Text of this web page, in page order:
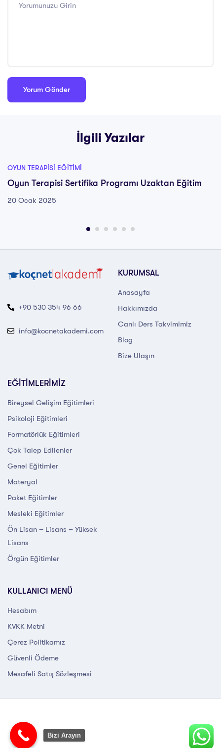
İlgili Yazılar
OYUN TERAPISI EĞITIMI
Oyun Terapisi Sertifika Programı Uzaktan Eğitim
20 Ocak 2025
+90 530 354 96 66
info@kocnetakademi.com
KURUMSAL
Anasayfa
Hakkımızda
Canlı Ders Takvimimiz
Blog
Bize Ulaşın
EĞİTİMLERİMİZ
Bireysel Gelişim Eğitimleri
Psikoloji Eğitimleri
Formatörlük Eğitimleri
Çok Talep Edilenler
Genel Eğitimler
Materyal
Paket Eğitimler
Mesleki Eğitimler
Ön Lisan – Lisans – Yüksek
Lisans
Örgün Eğitimler
KULLANICI MENÜ
Hesabım
KVKK Metni
Çerez Politikamız
Güvenli Ödeme
Mesafeli Satış Sözleşmesi
Bizi Arayın